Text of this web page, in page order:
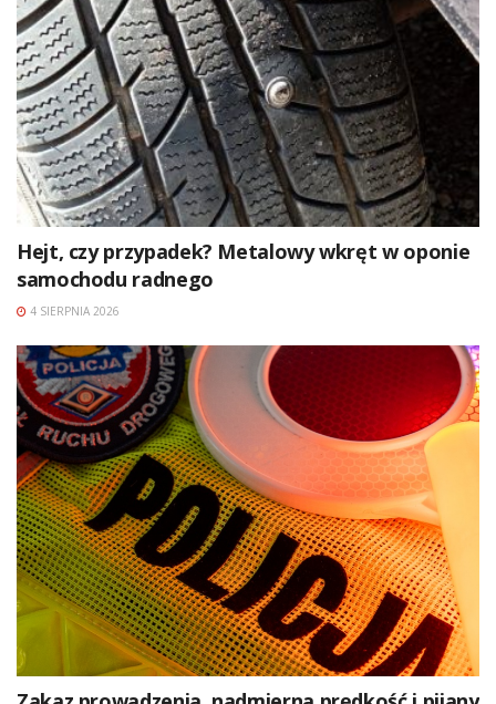
Hejt, czy przypadek? Metalowy wkręt w oponie
samochodu radnego
4 SIERPNIA 2026